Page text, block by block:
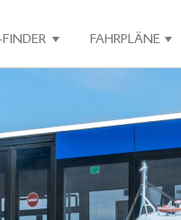
FAHRPLÄNE